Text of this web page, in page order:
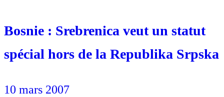
Bosnie : Srebrenica veut un statut
spécial hors de la Republika Srpska
10 mars 2007